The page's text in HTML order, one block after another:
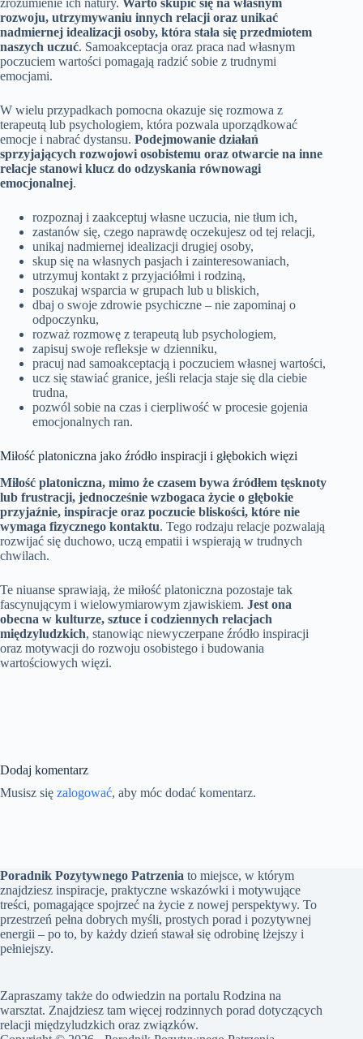
zrozumienie ich natury. Warto skupić się na własnym
rozwoju, utrzymywaniu innych relacji oraz unikać
nadmiernej idealizacji osoby, która stała się przedmiotem
naszych uczuć. Samoakceptacja oraz praca nad własnym
poczuciem wartości pomagają radzić sobie z trudnymi
emocjami.
W wielu przypadkach pomocna okazuje się rozmowa z
terapeutą lub psychologiem, która pozwala uporządkować
emocje i nabrać dystansu. Podejmowanie działań
sprzyjających rozwojowi osobistemu oraz otwarcie na inne
relacje stanowi klucz do odzyskania równowagi
emocjonalnej.
rozpoznaj i zaakceptuj własne uczucia, nie tłum ich,
zastanów się, czego naprawdę oczekujesz od tej relacji,
unikaj nadmiernej idealizacji drugiej osoby,
skup się na własnych pasjach i zainteresowaniach,
utrzymuj kontakt z przyjaciółmi i rodziną,
poszukaj wsparcia w grupach lub u bliskich,
dbaj o swoje zdrowie psychiczne – nie zapominaj o
odpoczynku,
rozważ rozmowę z terapeutą lub psychologiem,
zapisuj swoje refleksje w dzienniku,
pracuj nad samoakceptacją i poczuciem własnej wartości,
ucz się stawiać granice, jeśli relacja staje się dla ciebie
trudna,
pozwól sobie na czas i cierpliwość w procesie gojenia
emocjonalnych ran.
Miłość platoniczna jako źródło inspiracji i głębokich więzi
Miłość platoniczna, mimo że czasem bywa źródłem tęsknoty
lub frustracji, jednocześnie wzbogaca życie o głębokie
przyjaźnie, inspiracje oraz poczucie bliskości, które nie
wymaga fizycznego kontaktu. Tego rodzaju relacje pozwalają
rozwijać się duchowo, uczą empatii i wspierają w trudnych
chwilach.
Te niuanse sprawiają, że miłość platoniczna pozostaje tak
fascynującym i wielowymiarowym zjawiskiem. Jest ona
obecna w kulturze, sztuce i codziennych relacjach
międzyludzkich, stanowiąc niewyczerpane źródło inspiracji
oraz motywacji do rozwoju osobistego i budowania
wartościowych więzi.
Dodaj komentarz
Musisz się zalogować, aby móc dodać komentarz.
Poradnik Pozytywnego Patrzenia to miejsce, w którym
znajdziesz inspiracje, praktyczne wskazówki i motywujące
treści, pomagające spojrzeć na życie z nowej perspektywy. To
przestrzeń pełna dobrych myśli, prostych porad i pozytywnej
energii – po to, by każdy dzień stawał się odrobinę lżejszy i
pełniejszy.
Zapraszamy także do odwiedzin na portalu Rodzina na
warsztat. Znajdziesz tam więcej rodzinnych porad dotyczących
relacji międzyludzkich oraz związków.